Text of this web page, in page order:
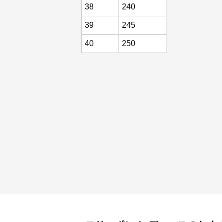
38 240
39 245
40 250